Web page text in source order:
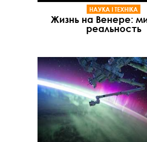
НАУКА І ТЕХНІКА
Жизнь на Венере:
реальность